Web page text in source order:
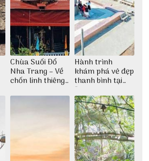
Chùa Suối Đổ
Nha Trang – Về
chốn linh thiêng
thiền định
Hành trình
khám phá vẻ đẹp
thanh bình tại
Đảo Phú Quý